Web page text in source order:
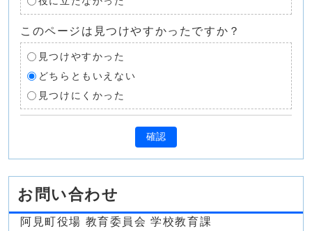
このページは見つけやすかったですか？
見つけやすかった
どちらともいえない
見つけにくかった
確認
お問い合わせ
阿見町役場 教育委員会 学校教育課